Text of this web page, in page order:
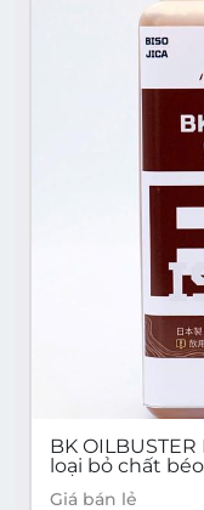
BK OILBUSTER Enzyme xử lý chất béo/dầu,
loại bỏ chất béo
Giá bán lẻ